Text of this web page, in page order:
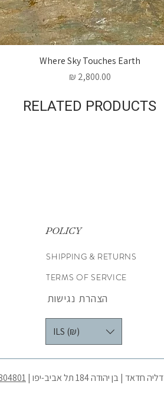
Where Sky Touches Earth
מחיר
RELATED PRODUCTS
POLICY
SHIPPING & RETURNS
TERMS OF SERVICE
הצהרת נגישות
ILS (₪)
דליה חדאד | בן יהודה 184 תל אביב-יפו |